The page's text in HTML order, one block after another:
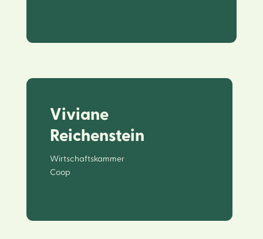
Viviane
Reichenstein
Wirtschaftskammer
Coop